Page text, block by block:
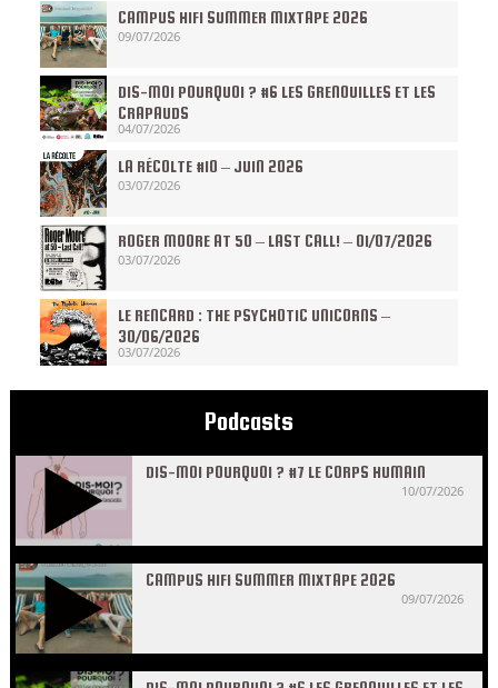
CAMPUS HIFI SUMMER MIXTAPE 2026
09/07/2026
DIS-MOI POURQUOI ? #6 LES GRENOUILLES ET LES
CRAPAUDS
04/07/2026
LA RÉCOLTE #10 – JUIN 2026
03/07/2026
ROGER MOORE AT 50 – LAST CALL! – 01/07/2026
03/07/2026
LE RENCARD : THE PSYCHOTIC UNICORNS –
30/06/2026
03/07/2026
Podcasts
DIS-MOI POURQUOI ? #7 LE CORPS HUMAIN
10/07/2026
CAMPUS HIFI SUMMER MIXTAPE 2026
09/07/2026